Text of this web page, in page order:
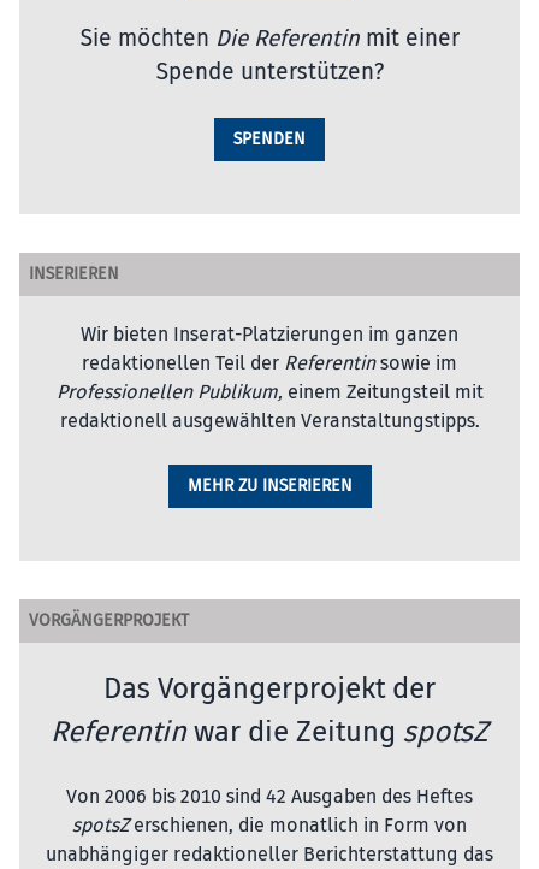
Sie möchten Die Referentinmit einer
Spende unterstützen?
SPENDEN
INSERIEREN
Wir bieten Inserat-Platzierungen im ganzen
redaktionellen Teil der Referentinsowie im
Professionellen Publikum, einem Zeitungsteil mit
redaktionell ausgewählten Veranstaltungstipps.
MEHR ZU INSERIEREN
VORGÄNGERPROJEKT
Das Vorgängerprojekt der
Referentinwar die Zeitung spotsZ
Von 2006 bis 2010 sind 42 Ausgaben des Heftes
spotsZerschienen, die monatlich in Form von
unabhängiger redaktioneller Berichterstattung das